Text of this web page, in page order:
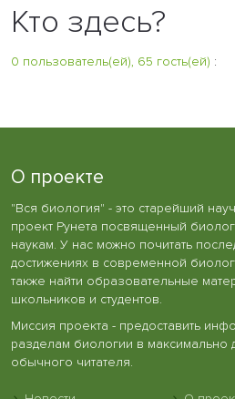
Кто здесь?
0 пользователь(ей), 65 гость(ей) :
О проекте
"Вся биология" - это старейший
проект Рунета посвященный
наукам. У нас можно почитать
достижениях в современной
также найти образовательные
школьников и студентов.
Миссия проекта - предоставить
разделам биологии в максимально
обычного читателя.